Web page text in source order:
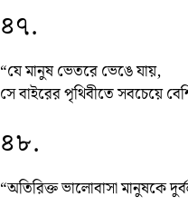
৪৭.
“যে মানুষ ভেতরে ভেঙে যায়,
সে বাইরের পৃথিবীতে সবচেয়ে
৪৮.
“অতিরিক্ত ভালোবাসা মানুষকে